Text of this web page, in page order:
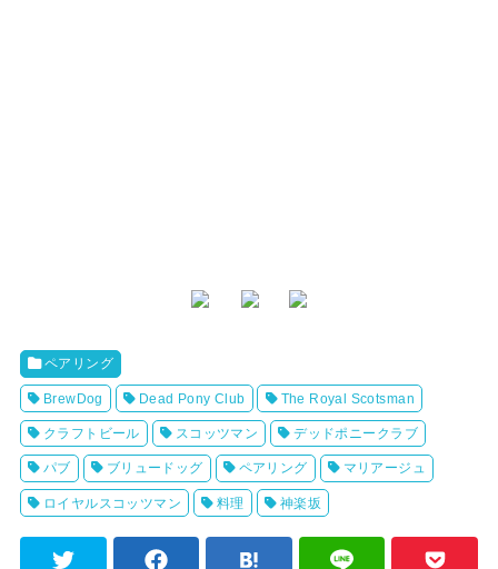
ペアリング
BrewDog Dead Pony Club The Royal Scotsman
クラフトビール スコッツマン デッドポニークラブ
パブ ブリュードッグ ペアリング マリアージュ
ロイヤルスコッツマン 料理 神楽坂